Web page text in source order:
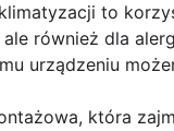
to
ale również dla
urządzeniu
która